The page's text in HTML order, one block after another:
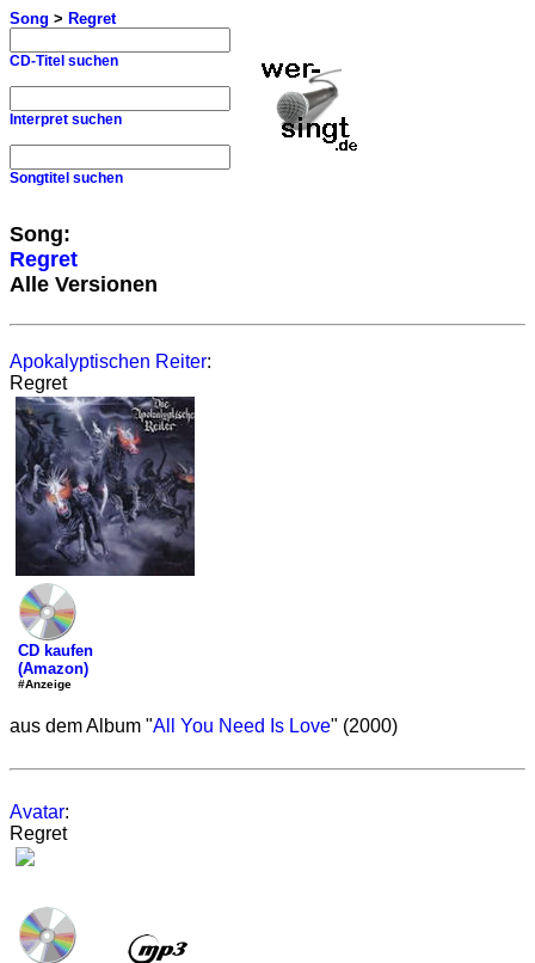
Song > Regret
CD-Titel suchen
Interpret suchen
Songtitel suchen
Song:
Regret
Alle Versionen
Apokalyptischen Reiter:
Regret
CD kaufen
(Amazon)
#Anzeige
aus dem Album "All You Need Is Love" (2000)
Avatar:
Regret